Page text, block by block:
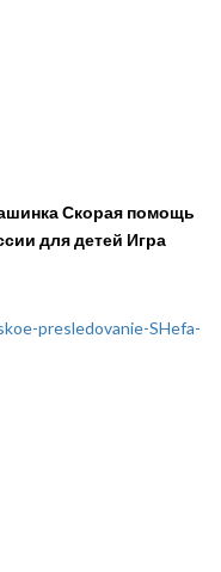
Скорая помощь
для детей Игра